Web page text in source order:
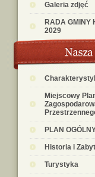
Galeria zdjęć
RADA GMINY
2029
Miejscowy
PLAN
Historia i
Turystyka